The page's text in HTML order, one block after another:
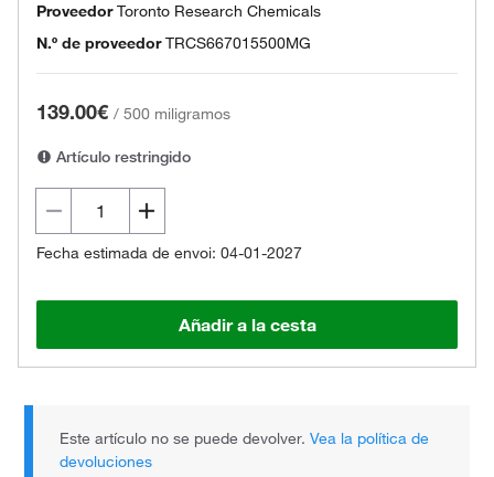
ProveedorToronto Research Chemicals
N.º de proveedor TRCS667015500MG
139.00€ / 500 miligramos
Artículo restringido
Fecha estimada de envoi: 04-01-2027
Añadir a la cesta
Este artículo no se puede devolver.Vea la política de
devoluciones